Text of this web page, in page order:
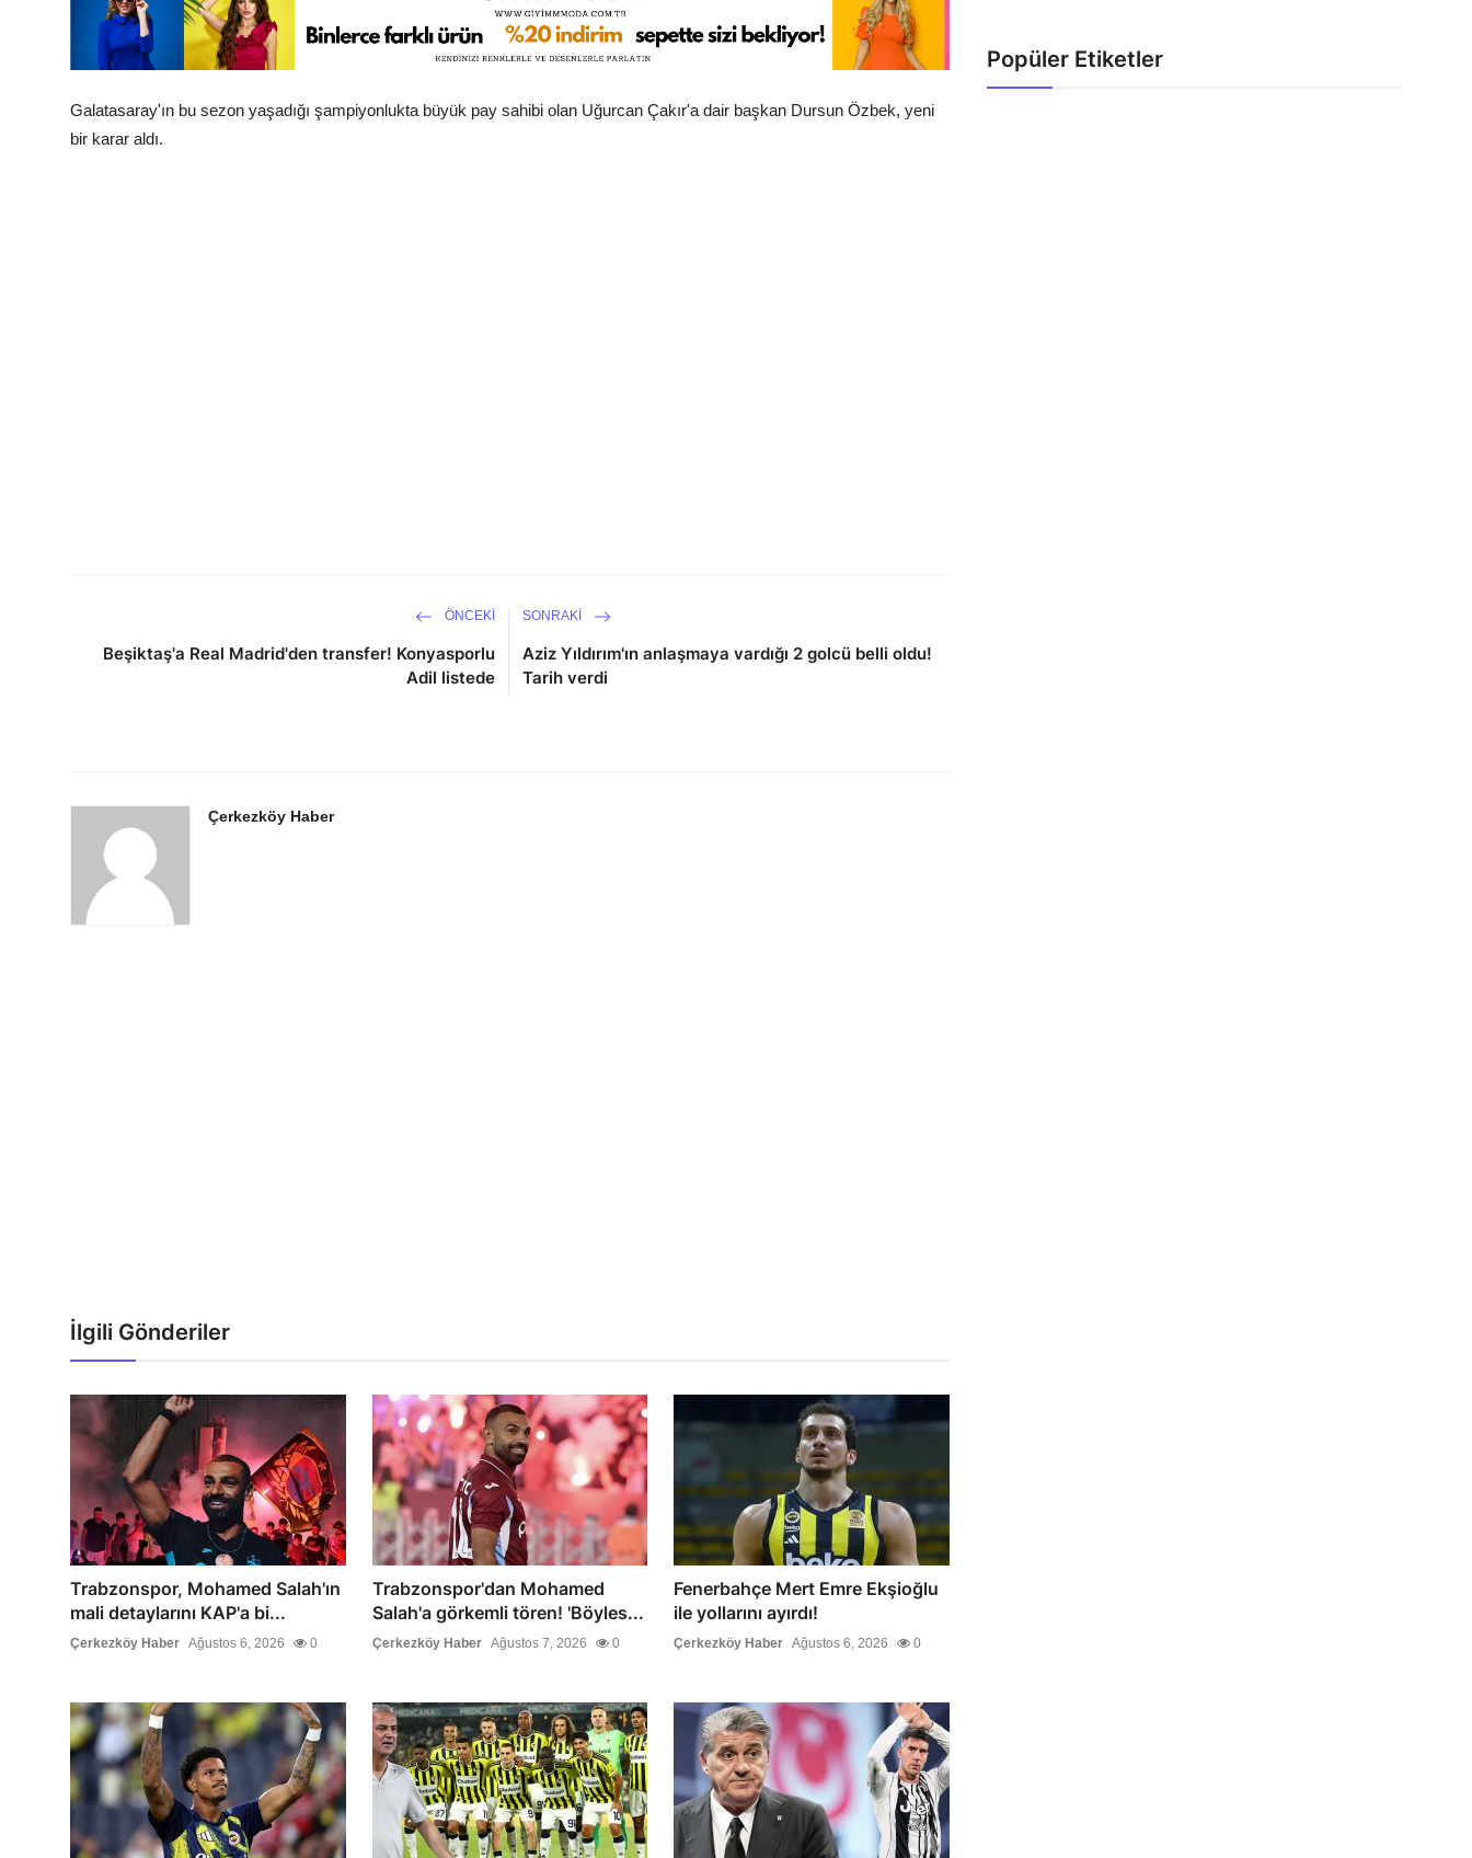
Galatasaray'ın bu sezon yaşadığı şampiyonlukta büyük pay sahibi olan Uğurcan Çakır'a dair başkan Dursun Özbek, yeni
bir karar aldı.
ÖNCEKI
Beşiktaş'a Real Madrid'den transfer! Konyasporlu
Adil listede
SONRAKI
Aziz Yıldırım'ın anlaşmaya vardığı 2 golcü belli oldu!
Tarih verdi
Çerkezköy Haber
İlgili Gönderiler
Trabzonspor, Mohamed Salah'ın
mali detaylarını KAP'a bi...
Çerkezköy Haber Ağustos 6, 2026 0
Trabzonspor'dan Mohamed
Salah'a görkemli tören! 'Böyles...
Çerkezköy Haber Ağustos 7, 2026 0
Fenerbahçe Mert Emre Ekşioğlu
ile yollarını ayırdı!
Çerkezköy Haber Ağustos 6, 2026 0
Popüler Etiketler